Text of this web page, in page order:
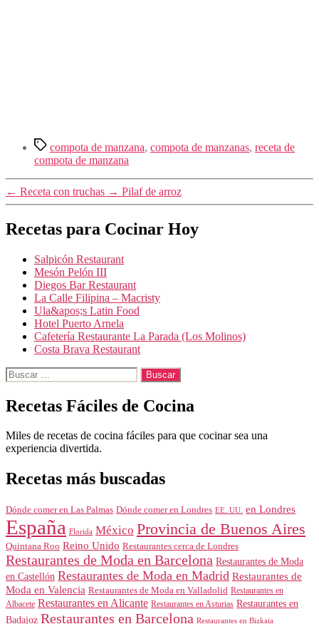
Etiquetas
compota de manzana, compota de manzanas, receta de
compota de manzana
← Receta con truchas → Pilaf de arroz
Recetas para Cocinar Hoy
Salpicón Restaurant
Mesón Pelón III
Diegos Bar Restaurant
La Calle Filipina – Macristy
Ula&apos;s Latin Food
Hotel Puerto Arnela
Cafetería Restaurante La Parada (Los Molinos)
Costa Brava Restaurant
Buscar:
Recetas Fáciles de Cocina
Miles de recetas de cocina fáciles para que cocinar sea una
experiencia divertida.
Recetas más buscadas
Dónde comer en Las Palmas Dónde comer en Londres EE. UU. en Londres
España Florida México Provincia de Buenos Aires
Quintana Roo Reino Unido Restaurantes cerca de Londres
Restaurantes de Moda en Barcelona Restaurantes de Moda
en Castellón Restaurantes de Moda en Madrid Restaurantes de
Moda en Valencia Restaurantes de Moda en Valladolid Restaurantes en
Albacete Restaurantes en Alicante Restaurantes en Asturias Restaurantes en
Badajoz Restaurantes en Barcelona Restaurantes en Bizkaia